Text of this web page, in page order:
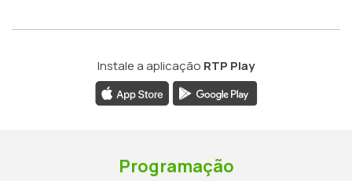
Instale a aplicação RTP Play
Programação